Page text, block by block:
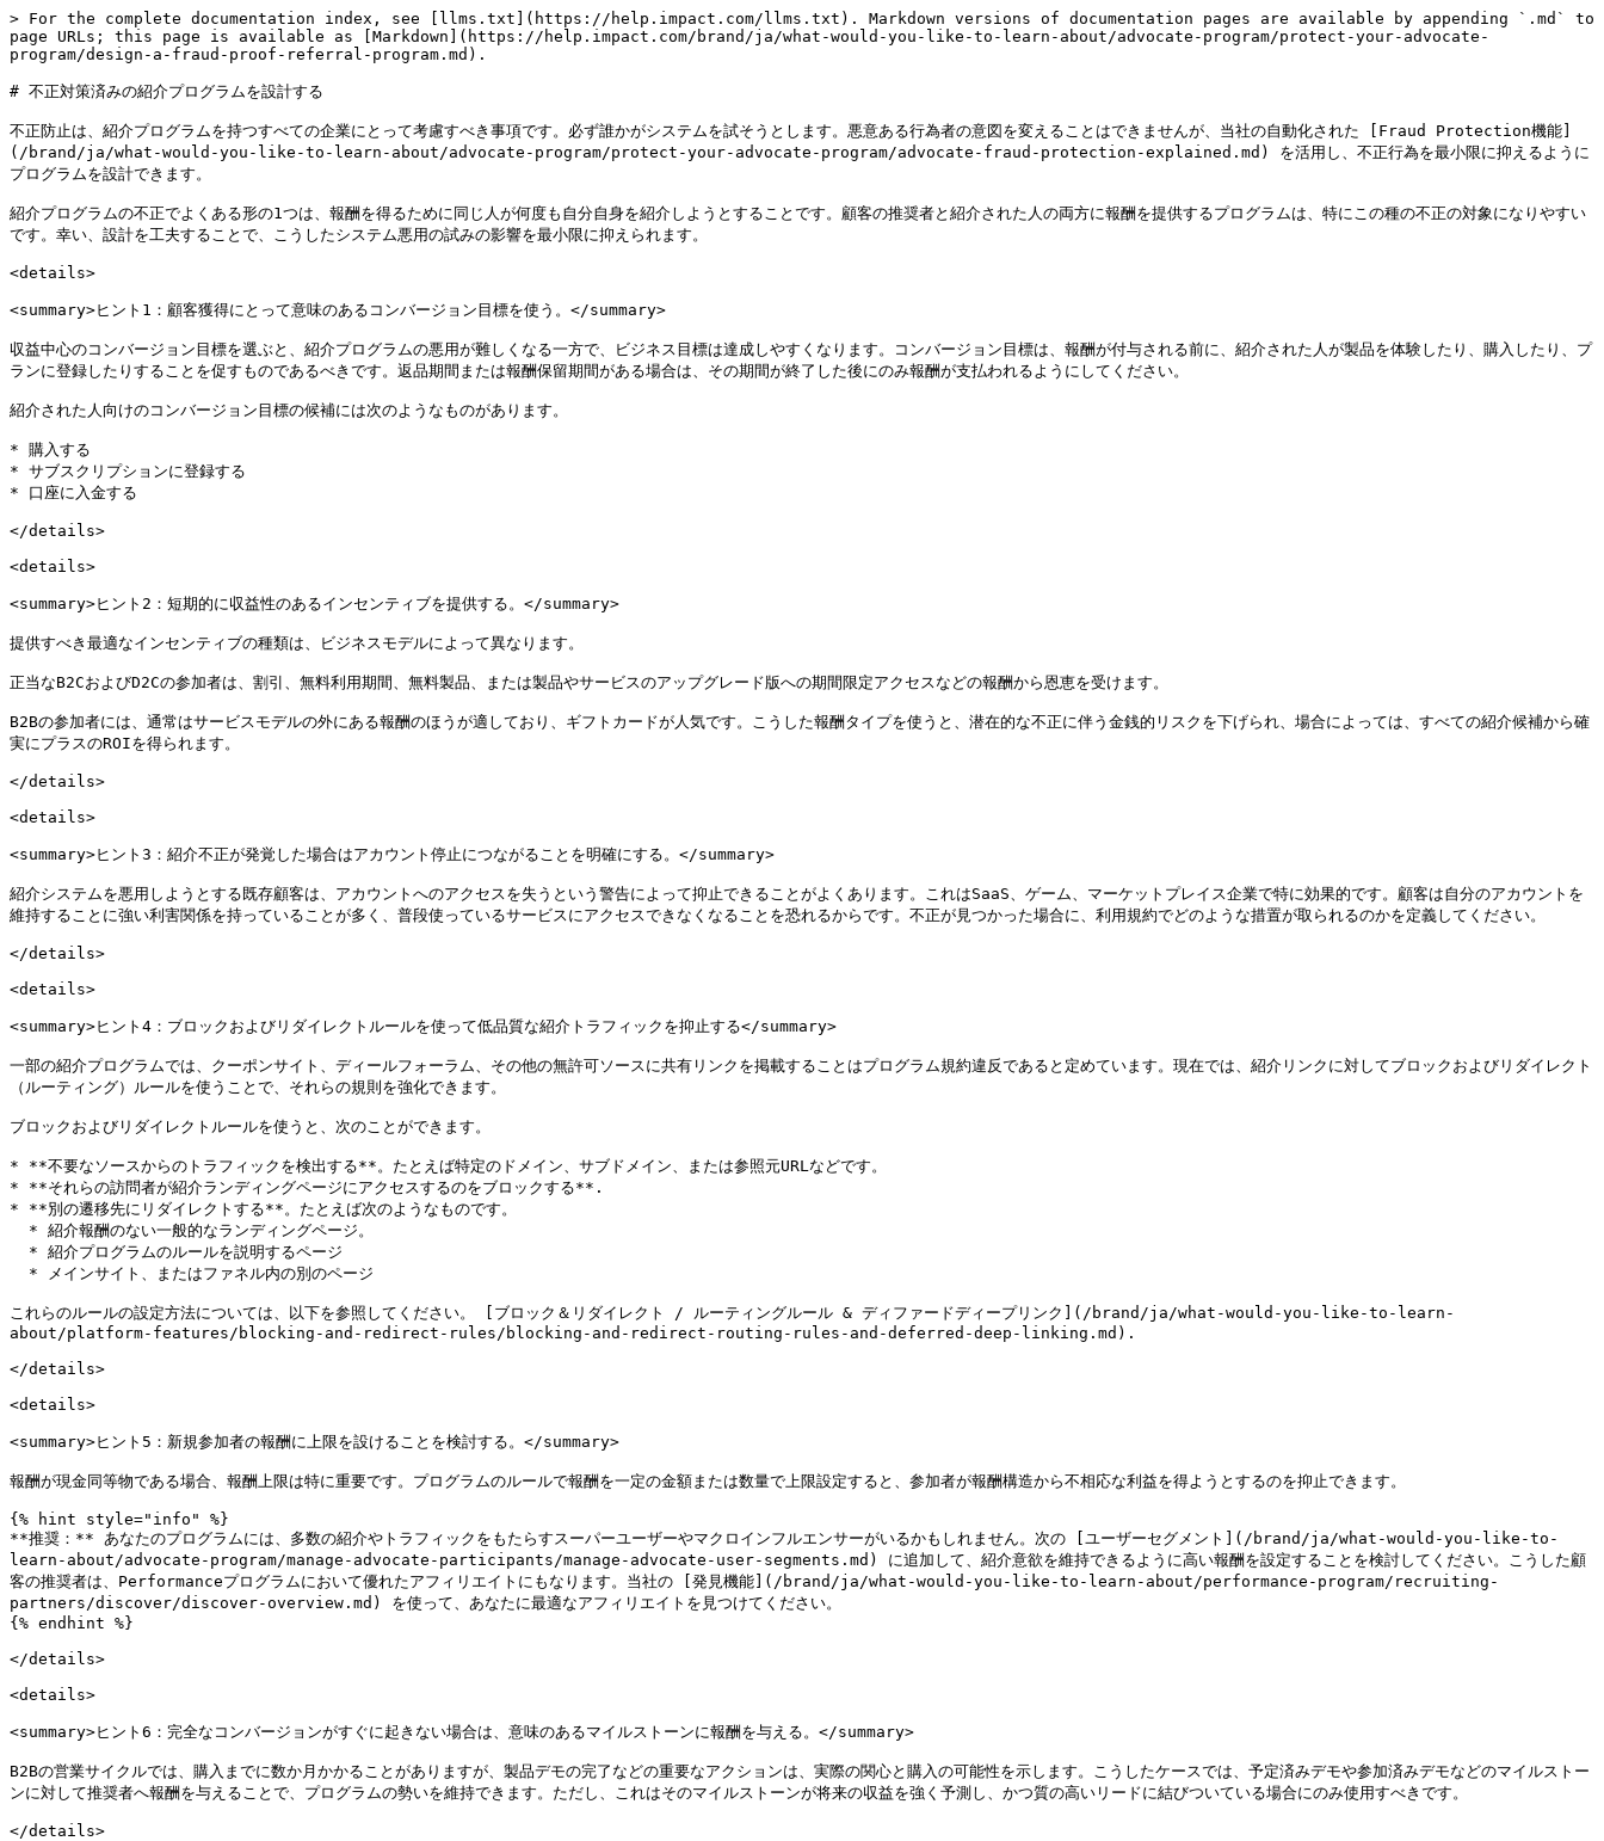
> For the complete documentation index, see [llms.txt](https://help.impact.com/llms.txt). Markdown versions of documentation pages are available by appending `.md` to
page URLs; this page is available as [Markdown](https://help.impact.com/brand/ja/what-would-you-like-to-learn-about/advocate-program/protect-your-advocate-
program/design-a-fraud-proof-referral-program.md).
# 不正対策済みの紹介プログラムを設計する
不正防止は、紹介プログラムを持つすべての企業にとって考慮すべき事項です。必ず誰かがシステムを試そうとします。悪意ある行為者の意図を変えることはできませんが、当社の自動化された [Fraud Protection機能]
(/brand/ja/what-would-you-like-to-learn-about/advocate-program/protect-your-advocate-program/advocate-fraud-protection-explained.md) を活用し、不正行為を最小限に抑えるように
プログラムを設計できます。
紹介プログラムの不正でよくある形の1つは、報酬を得るために同じ人が何度も自分自身を紹介しようとすることです。顧客の推奨者と紹介された人の両方に報酬を提供するプログラムは、特にこの種の不正の対象になりやすい
です。幸い、設計を工夫することで、こうしたシステム悪用の試みの影響を最小限に抑えられます。
<details>
<summary>ヒント1：顧客獲得にとって意味のあるコンバージョン目標を使う。</summary>
収益中心のコンバージョン目標を選ぶと、紹介プログラムの悪用が難しくなる一方で、ビジネス目標は達成しやすくなります。コンバージョン目標は、報酬が付与される前に、紹介された人が製品を体験したり、購入したり、プ
ランに登録したりすることを促すものであるべきです。返品期間または報酬保留期間がある場合は、その期間が終了した後にのみ報酬が支払われるようにしてください。
紹介された人向けのコンバージョン目標の候補には次のようなものがあります。
* 購入する
* サブスクリプションに登録する
* 口座に入金する
</details>
<details>
<summary>ヒント2：短期的に収益性のあるインセンティブを提供する。</summary>
提供すべき最適なインセンティブの種類は、ビジネスモデルによって異なります。
正当なB2CおよびD2Cの参加者は、割引、無料利用期間、無料製品、または製品やサービスのアップグレード版への期間限定アクセスなどの報酬から恩恵を受けます。
B2Bの参加者には、通常はサービスモデルの外にある報酬のほうが適しており、ギフトカードが人気です。こうした報酬タイプを使うと、潜在的な不正に伴う金銭的リスクを下げられ、場合によっては、すべての紹介候補から確
実にプラスのROIを得られます。
</details>
<details>
<summary>ヒント3：紹介不正が発覚した場合はアカウント停止につながることを明確にする。</summary>
紹介システムを悪用しようとする既存顧客は、アカウントへのアクセスを失うという警告によって抑止できることがよくあります。これはSaaS、ゲーム、マーケットプレイス企業で特に効果的です。顧客は自分のアカウントを
維持することに強い利害関係を持っていることが多く、普段使っているサービスにアクセスできなくなることを恐れるからです。不正が見つかった場合に、利用規約でどのような措置が取られるのかを定義してください。
</details>
<details>
<summary>ヒント4：ブロックおよびリダイレクトルールを使って低品質な紹介トラフィックを抑止する</summary>
一部の紹介プログラムでは、クーポンサイト、ディールフォーラム、その他の無許可ソースに共有リンクを掲載することはプログラム規約違反であると定めています。現在では、紹介リンクに対してブロックおよびリダイレクト
（ルーティング）ルールを使うことで、それらの規則を強化できます。
ブロックおよびリダイレクトルールを使うと、次のことができます。
* **不要なソースからのトラフィックを検出する**。たとえば特定のドメイン、サブドメイン、または参照元URLなどです。
* **それらの訪問者が紹介ランディングページにアクセスするのをブロックする**.
* **別の遷移先にリダイレクトする**。たとえば次のようなものです。
これらのルールの設定方法については、以下を参照してください。 [ブロック＆リダイレクト / ルーティングルール & ディファードディープリンク](/brand/ja/what-would-you-like-to-learn-
about/platform-features/blocking-and-redirect-rules/blocking-and-redirect-routing-rules-and-deferred-deep-linking.md).
</details>
<details>
<summary>ヒント5：新規参加者の報酬に上限を設けることを検討する。</summary>
報酬が現金同等物である場合、報酬上限は特に重要です。プログラムのルールで報酬を一定の金額または数量で上限設定すると、参加者が報酬構造から不相応な利益を得ようとするのを抑止できます。
{% hint style="info" %}
**推奨：** あなたのプログラムには、多数の紹介やトラフィックをもたらすスーパーユーザーやマクロインフルエンサーがいるかもしれません。次の [ユーザーセグメント](/brand/ja/what-would-you-like-to-
learn-about/advocate-program/manage-advocate-participants/manage-advocate-user-segments.md) に追加して、紹介意欲を維持できるように高い報酬を設定することを検討してください。こうした顧
客の推奨者は、Performanceプログラムにおいて優れたアフィリエイトにもなります。当社の [発見機能](/brand/ja/what-would-you-like-to-learn-about/performance-program/recruiting-
partners/discover/discover-overview.md) を使って、あなたに最適なアフィリエイトを見つけてください。
{% endhint %}
</details>
<details>
<summary>ヒント6：完全なコンバージョンがすぐに起きない場合は、意味のあるマイルストーンに報酬を与える。</summary>
B2Bの営業サイクルでは、購入までに数か月かかることがありますが、製品デモの完了などの重要なアクションは、実際の関心と購入の可能性を示します。こうしたケースでは、予定済みデモや参加済みデモなどのマイルストー
ンに対して推奨者へ報酬を与えることで、プログラムの勢いを維持できます。ただし、これはそのマイルストーンが将来の収益を強く予測し、かつ質の高いリードに結びついている場合にのみ使用すべきです。
</details>